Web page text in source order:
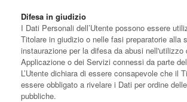
Difesa in giudizio
I Dati Personali dell’Utente possono essere
Titolare in giudizio o nelle fasi preparatorie alla
instaurazione per la difesa da abusi nell'utilizzo
Applicazione o dei Servizi connessi da parte
L’Utente dichiara di essere consapevole che il
essere obbligato a rivelare i Dati per ordine
pubbliche.